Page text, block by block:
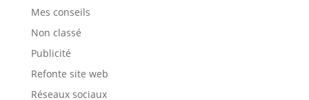
Mes conseils
Non classé
Publicité
Refonte site web
Réseaux sociaux